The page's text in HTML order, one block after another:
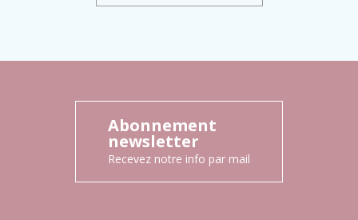
Abonnement
newsletter
Recevez notre info par mail